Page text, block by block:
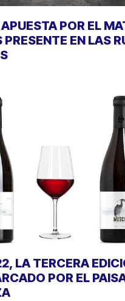
POR EL
PRESENTE EN LAS
LA TERCERA
POR EL